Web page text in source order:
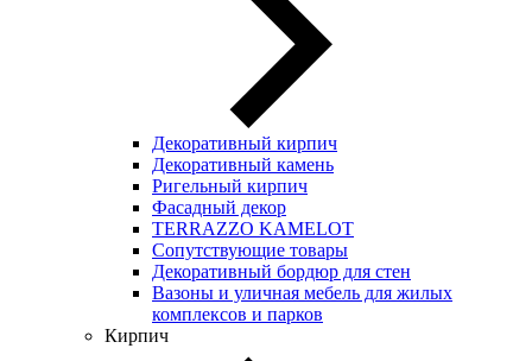
Декоративный кирпич
Декоративный камень
Ригельный кирпич
Фасадный декор
TERRAZZO KAMELOT
Сопутствующие товары
Декоративный бордюр для стен
Вазоны и уличная мебель для жилых
комплексов и парков
Кирпич